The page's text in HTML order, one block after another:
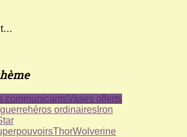
communicantsVases offerts
guerrehéros ordinaires Iron
ThorWolverine